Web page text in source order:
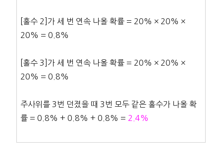
[홀수 2]가 세 번 연속 나올 확률 = 20% × 20% ×
20% = 0.8%
[홀수 3]가 세 번 연속 나올 확률 = 20% × 20% ×
20% = 0.8%
주사위를 3번 던졌을 때 3번 모두 같은 홀수가 나올 확
률 = 0.8% + 0.8% + 0.8% = 2.4%